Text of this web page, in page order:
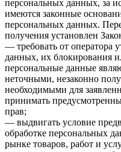
персональных данных, за
имеются законные
персональных данных.
получения установлен
— требовать от оператора
данных, их блокирования
персональные данные
неточными, незаконно
необходимыми для
принимать
прав;
— выдвигать условие
обработке персональных
рынке товаров, работ и